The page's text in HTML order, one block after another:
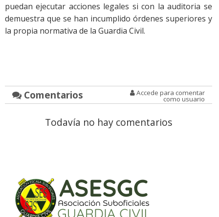
puedan ejecutar acciones legales si con la auditoria se
demuestra que se han incumplido órdenes superiores y
la propia normativa de la Guardia Civil.
Comentarios Accede para comentar
como usuario
Todavía no hay comentarios